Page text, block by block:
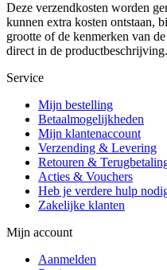
Deze verzendkosten worden
kunnen extra kosten ontstaan,
grootte of de kenmerken van
direct in de productbeschrijving.
Service
Mijn bestelling
Betaalmogelijkheden
Mijn klantenaccount
Verzending & Levering
Retouren &
Acties & Vouchers
Heb je verdere hulp
Zakelijke klanten
Mijn account
Aanmelden